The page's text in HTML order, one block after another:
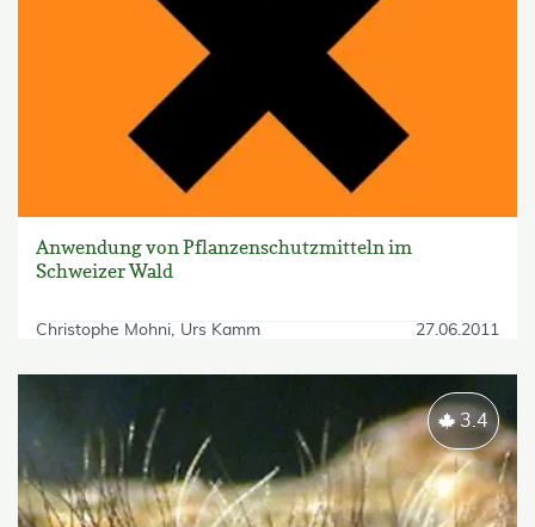
Anwendung von Pflanzenschutzmitteln im
Schweizer Wald
Christophe Mohni Urs Kamm 27.06.2011
3.4